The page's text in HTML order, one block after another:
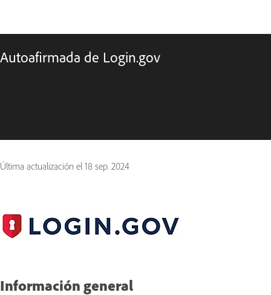
Autoafirmada de Login.gov
Última actualización el 18 sep. 2024
Información general